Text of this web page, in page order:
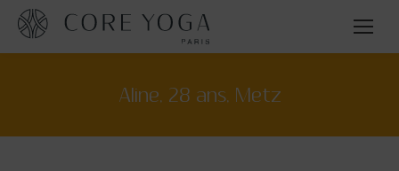
Aline, 28 ans, Metz